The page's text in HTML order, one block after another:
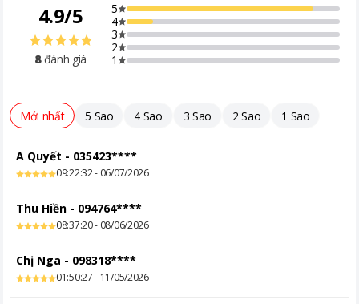
4.9/5
8 đánh giá
5
4
3
2
1
Mới nhất 5 Sao 4 Sao 3 Sao 2 Sao 1 Sao
A Quyết - 035423****
09:22:32 - 06/07/2026
Thu Hiền - 094764****
08:37:20 - 08/06/2026
Chị Nga - 098318****
01:50:27 - 11/05/2026